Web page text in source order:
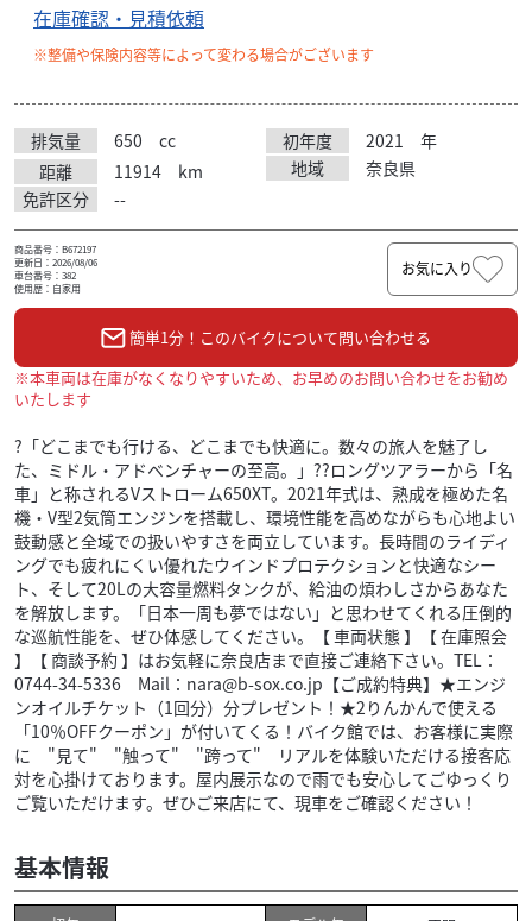
在庫確認・見積依頼
※整備や保険内容等によって変わる場合がございます
排気量 650 cc 初年度 2021
年
距離
11914 km 地域
奈良県
免許区分
--
商品番号：B672197
更新日：2026/08/06
車台番号：382
使用歴：自家用
お気に入り
簡単1分！このバイクについて問い合わせる
※本車両は在庫がなくなりやすいため、お早めのお問い合わせをお勧め
いたします
?「どこまでも行ける、どこまでも快適に。数々の旅人を魅了し
た、ミドル・アドベンチャーの至高。」??ロングツアラーから「名
車」と称されるVストローム650XT。2021年式は、熟成を極めた名
機・V型2気筒エンジンを搭載し、環境性能を高めながらも心地よい
鼓動感と全域での扱いやすさを両立しています。長時間のライディ
ングでも疲れにくい優れたウインドプロテクションと快適なシー
ト、そして20Lの大容量燃料タンクが、給油の煩わしさからあなた
を解放します。「日本一周も夢ではない」と思わせてくれる圧倒的
な巡航性能を、ぜひ体感してください。【 車両状態 】【 在庫照会
】【 商談予約 】はお気軽に奈良店まで直接ご連絡下さい。TEL：
0744-34-5336 Mail：nara@b-sox.co.jp【ご成約特典】★エンジ
ンオイルチケット（1回分）分プレゼント！★2りんかんで使える
「10％OFFクーポン」が付いてくる！バイク館では、お客様に実際
に "見て" "触って" "跨って" リアルを体験いただける接客応
対を心掛けております。屋内展示なので雨でも安心してごゆっくり
ご覧いただけます。ぜひご来店にて、現車をご確認ください！
基本情報